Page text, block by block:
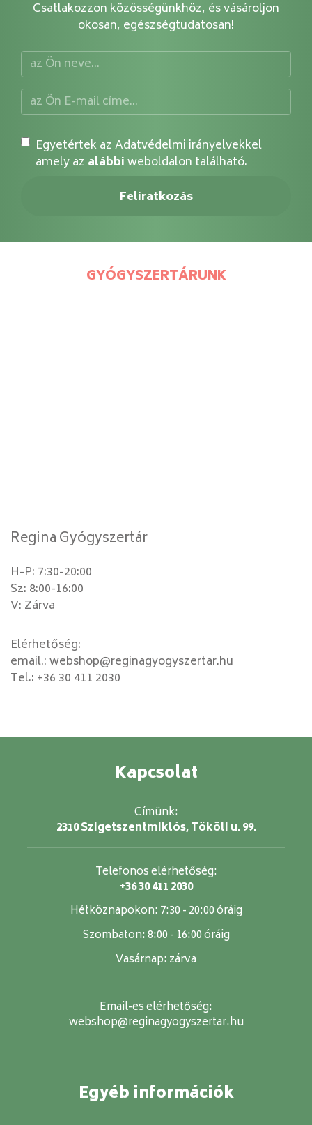
Csatlakozzon közösségünkhöz, és vásároljon
okosan, egészségtudatosan!
Egyetértek az Adatvédelmi irányelvekkel
amely az alábbiweboldalon található.
GYÓGYSZERTÁRUNK
Regina Gyógyszertár
H-P: 7:30-20:00
Sz: 8:00-16:00
V: Zárva
Elérhetőség:
email.:webshop@reginagyogyszertar.hu
Tel.: +36 30 411 2030
Kapcsolat
Címünk:
2310 Szigetszentmiklós, Tököli u. 99.
Telefonos elérhetőség:
+36 30 411 2030
Hétköznapokon: 7:30 - 20:00 óráig
Szombaton:8:00 - 16:00 óráig
Vasárnap: zárva
Email-es elérhetőség:
webshop@reginagyogyszertar.hu
Egyéb információk